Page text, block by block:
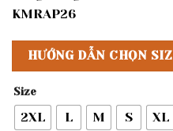
KMRAP26
HƯỚNG DẪN CHỌN
Size
2XL L M S XL